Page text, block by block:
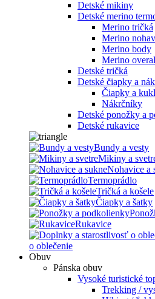
Detské mikiny
Detské merino
Merino tričká
Merino
Merino body
Merino
Detské tričká
Detské čiapky a
Čiapky a
Nákrčníky
Detské ponožky a
Detské rukavice
Bundy a vesty
Mikiny a
Nohavice a
Termoprádlo
Tričká a košele
Čiapky a šatky
Rukavice
o oblečenie
Obuv
Pánska obuv
Vysoké turistické
Trekking /